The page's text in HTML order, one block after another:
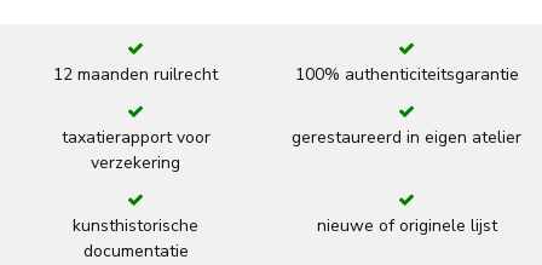
12 maanden ruilrecht 100% authenticiteitsgarantie
taxatierapport voor
verzekering
gerestaureerd in eigen atelier
kunsthistorische
documentatie
nieuwe of originele lijst